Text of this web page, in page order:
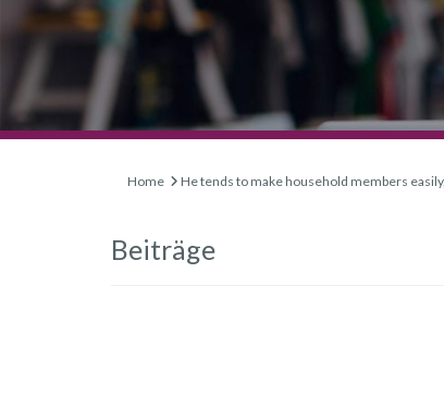
Home He tends to make household members
Beiträge